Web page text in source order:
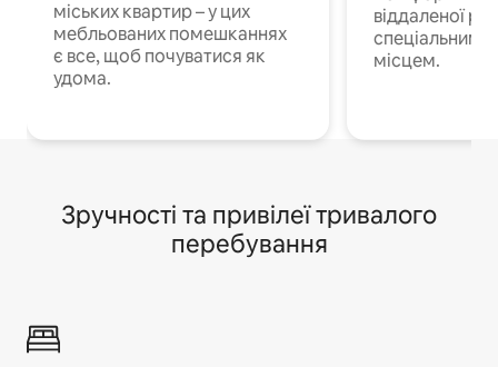
міських квартир – у цих
мебльованих помешканнях
є все, щоб почуватися як
удома.
віддаленої
спеціальним
місцем.
Зручності та привілеї тривалого
перебування